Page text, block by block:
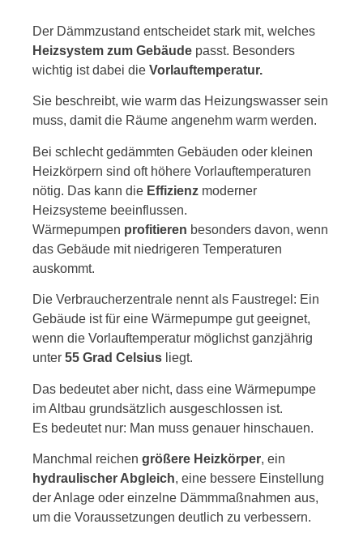
Der Dämmzustand entscheidet stark mit, welches
Heizsystem zum Gebäude passt. Besonders
wichtig ist dabei die Vorlauftemperatur.
Sie beschreibt, wie warm das Heizungswasser sein
muss, damit die Räume angenehm warm werden.
Bei schlecht gedämmten Gebäuden oder kleinen
Heizkörpern sind oft höhere Vorlauftemperaturen
nötig. Das kann die Effizienz moderner
Heizsysteme beeinflussen.
Wärmepumpen profitieren besonders davon, wenn
das Gebäude mit niedrigeren Temperaturen
auskommt.
Die Verbraucherzentrale nennt als Faustregel: Ein
Gebäude ist für eine Wärmepumpe gut geeignet,
wenn die Vorlauftemperatur möglichst ganzjährig
unter 55 Grad Celsius liegt.
Das bedeutet aber nicht, dass eine Wärmepumpe
im Altbau grundsätzlich ausgeschlossen ist.
Es bedeutet nur: Man muss genauer hinschauen.
Manchmal reichen größere Heizkörper, ein
hydraulischer Abgleich, eine bessere Einstellung
der Anlage oder einzelne Dämmmaßnahmen aus,
um die Voraussetzungen deutlich zu verbessern.